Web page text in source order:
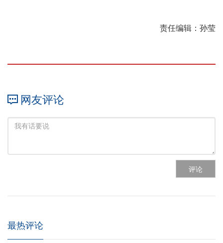
责任编辑：孙莹
网友评论
评论
最热评论